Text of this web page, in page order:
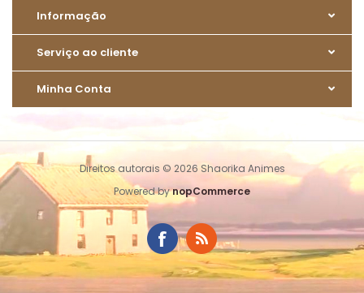
Informação
Serviço ao cliente
Minha Conta
Direitos autorais © 2026 Shaorika Animes
Powered bynopCommerce